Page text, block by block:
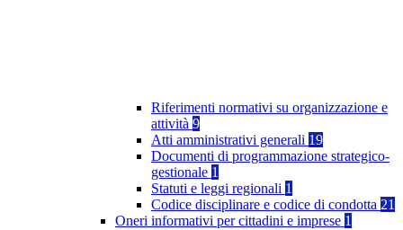
Riferimenti normativi su organizzazione e
attività 9
Atti amministrativi generali 19
Documenti di programmazione strategico-
gestionale 1
Statuti e leggi regionali 1
Codice disciplinare e codice di condotta 21
Oneri informativi per cittadini e imprese 1